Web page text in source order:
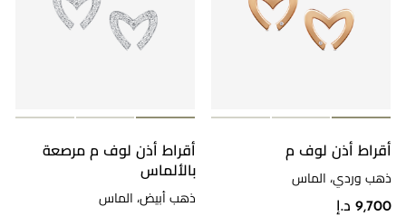
أقراط أذن لوف م
ذهب وردي، الماس
9,700 د.إ
أقراط أذن لوف م مرصعة
بالألماس
ذهب أبيض، الماس